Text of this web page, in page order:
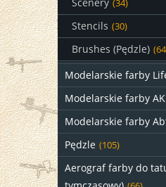
(34)
Stencils (30)
Brushes (Pędzle)
Modelarskie farby
Modelarskie farby
Modelarskie farby
Pędzle (105)
Aerograf farby do